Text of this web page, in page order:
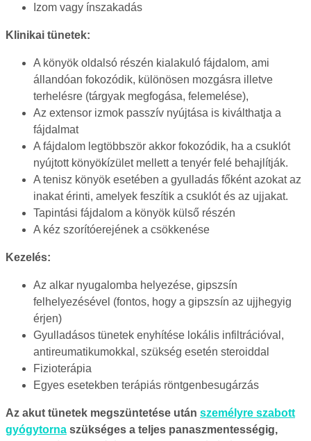
Izom vagy ínszakadás
Klinikai tünetek:
A könyök oldalsó részén kialakuló fájdalom, ami
állandóan fokozódik, különösen mozgásra illetve
terhelésre (tárgyak megfogása, felemelése),
Az extensor izmok passzív nyújtása is kiválthatja a
fájdalmat
A fájdalom legtöbbször akkor fokozódik, ha a csuklót
nyújtott könyökízület mellett a tenyér felé behajlítják.
A tenisz könyök esetében a gyulladás főként azokat az
inakat érinti, amelyek feszítik a csuklót és az ujjakat.
Tapintási fájdalom a könyök külső részén
A kéz szorítóerejének a csökkenése
Kezelés:
Az alkar nyugalomba helyezése, gipszsín
felhelyezésével (fontos, hogy a gipszsín az ujjhegyig
érjen)
Gyulladásos tünetek enyhítése lokális infiltrációval,
antireumatikumokkal, szükség esetén steroiddal
Fizioterápia
Egyes esetekben terápiás röntgenbesugárzás
Az akut tünetek megszüntetése után személyre szabott
gyógytorna szükséges a teljes panaszmentességig,